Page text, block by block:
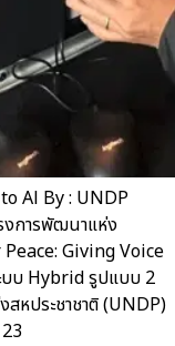
Al By : UNDP
งการพัฒนาแห่ง
Peace: Giving Voice
บ Hybrid รูปแบบ 2
หประชาชาติ (UNDP)